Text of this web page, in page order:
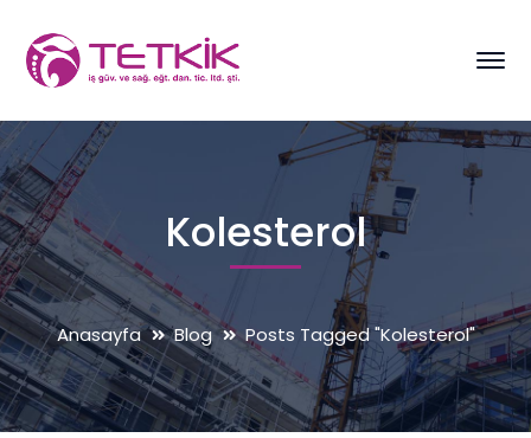
Kolesterol
Anasayfa Blog Posts Tagged "Kolesterol"